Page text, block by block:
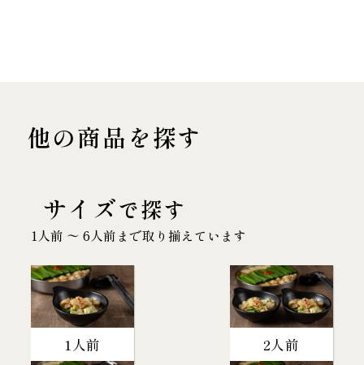
他の商品を探す
サイズで探す
1人前 〜 6人前まで取り揃えています
1人前 2人前